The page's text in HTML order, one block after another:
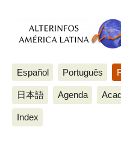
Español Português
日本語 Agenda
Index